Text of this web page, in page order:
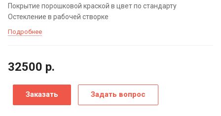
Покрытие порошковой краской в цвет по стандарту
Остекление в рабочей створке
Подробнее
32500 р.
Заказать Задать вопрос